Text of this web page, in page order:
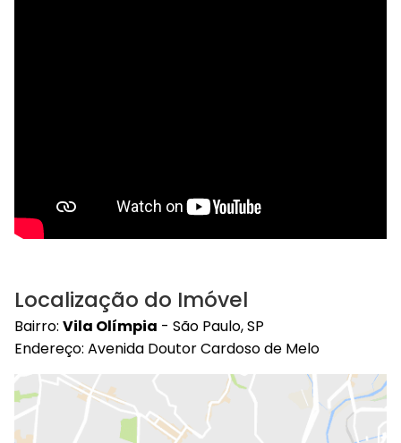
Localização do Imóvel
Bairro: Vila Olímpia - São Paulo, SP
Endereço: Avenida Doutor Cardoso de Melo